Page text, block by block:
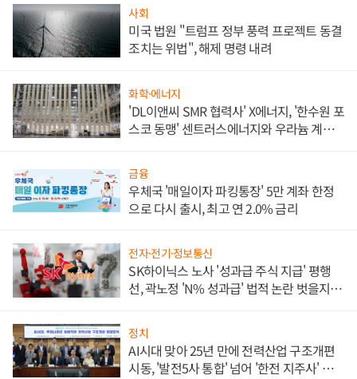
사회
미국 법원 "트럼프 정부 풍력 프로젝트 동결
조치는 위법", 해제 명령 내려
화학·에너지
'DL이앤씨 SMR 협력사' X에너지, '한수원 포
스코 동맹' 센트러스에너지와 우라늄 계약
금융
우체국 '매일이자 파킹통장' 5만 계좌 한정
으로 다시 출시, 최고 연 2.0% 금리
전자·전기·정보통신
SK하이닉스 노사 '성과급 주식 지급' 평행
선, 곽노정 'N% 성과급' 법적 논란 벗을지 주
정치
AI시대 맞아 25년 만에 전력산업 구조개편
시동, '발전5사 통합' 넘어 '한전 지주사' 재편